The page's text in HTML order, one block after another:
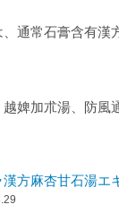
通常石膏含有漢
婢加朮湯、防風
漢方麻杏甘石湯エ